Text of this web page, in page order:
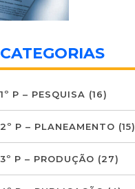
CATEGORIAS
1º P – PESQUISA (16)
2º P – PLANEAMENTO (15)
3º P – PRODUÇÃO (27)